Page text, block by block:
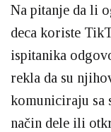
Na pitanje da li
deca koriste
ispitanika
rekla da su
komuniciraju sa
način dele ili